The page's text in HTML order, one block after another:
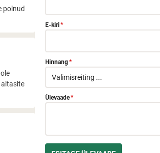
polnud
aitasite
E-kiri*
Hinnang*
Ülevaade*